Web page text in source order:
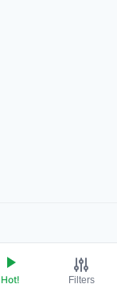
Hot! Filters